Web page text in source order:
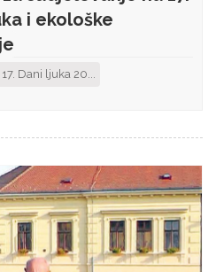
i ekološke
Dani ljuka 20...